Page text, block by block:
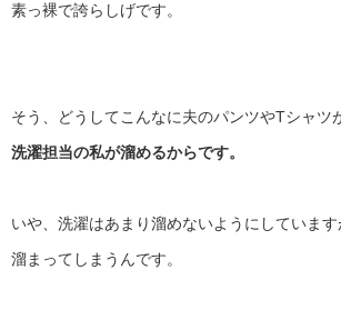
素っ裸で誇らしげです。
そう、どうしてこんなに夫のパンツやTシャツ
洗濯担当の私が溜めるからです。
いや、洗濯はあまり溜めないようにしています
溜まってしまうんです。